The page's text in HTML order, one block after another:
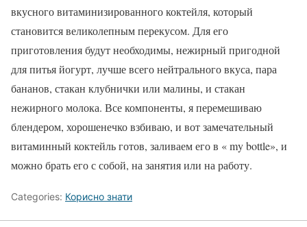
вкусного витаминизированного коктейля, который
становится великолепным перекусом. Для его
приготовления будут необходимы, нежирный пригодной
для питья йогурт, лучше всего нейтрального вкуса, пара
бананов, стакан клубнички или малины, и стакан
нежирного молока. Все компоненты, я перемешиваю
блендером, хорошенечко взбиваю, и вот замечательный
витаминный коктейль готов, заливаем его в « my bottle», и
можно брать его с собой, на занятия или на работу.
Categories: Корисно знати